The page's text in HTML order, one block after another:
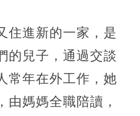
住進新的一家，是
的兒子，通過交談
常年在外工作，她
由媽媽全職陪讀，